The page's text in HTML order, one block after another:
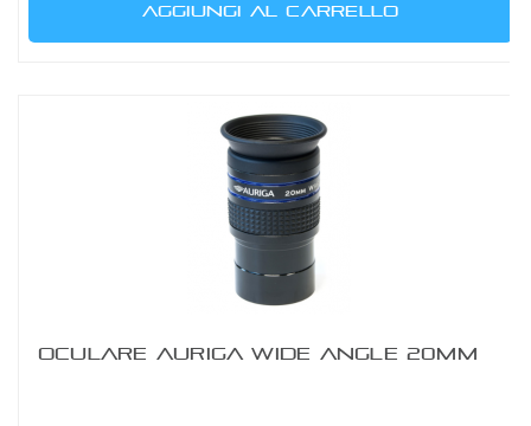
AGGIUNGI AL CARRELLO
OCULARE AURIGA WIDE ANGLE 20MM